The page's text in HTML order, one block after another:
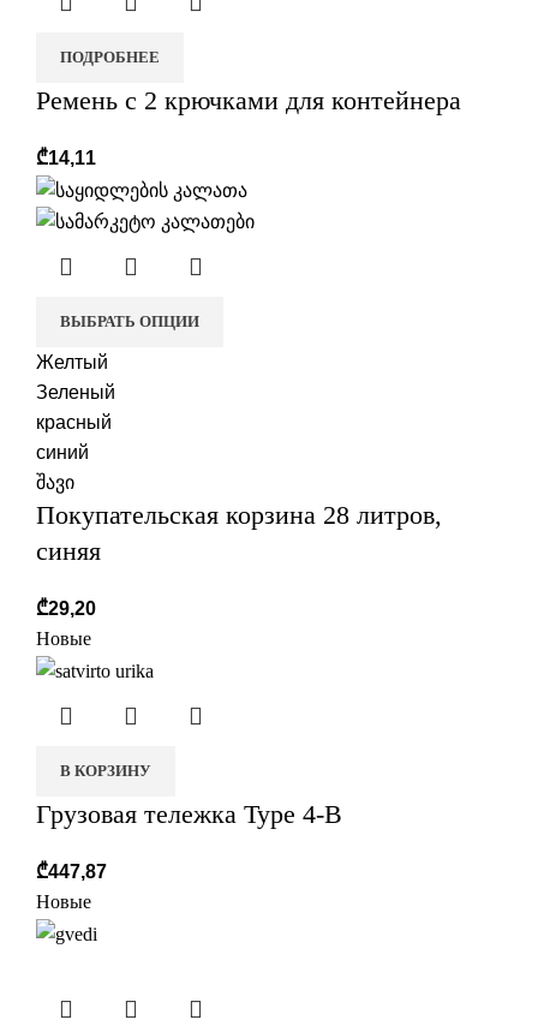
ПОДРОБНЕЕ
Ремень с 2 крючками для контейнера
₾14,11
ВЫБРАТЬ ОПЦИИ
Желтый
Зеленый
красный
синий
შავი
Покупательская корзина 28 литров,
синяя
₾29,20
Новые
В КОРЗИНУ
Грузовая тележка Type 4-B
₾447,87
Новые